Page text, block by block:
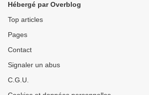
Hébergé par Overblog
Top articles
Pages
Contact
Signaler un abus
C.G.U.